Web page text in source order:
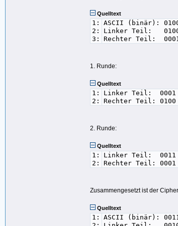
Quelltext
1:
2:
3:
ASCII (binär):
Linker Teil:
Rechter Teil:
1. Runde:
Quelltext
1:
2:
Linker Teil: 0001
Rechter Teil:
2. Runde:
Quelltext
1:
2:
Linker Teil: 0011
Rechter Teil:
Zusammengesetzt ist der
Quelltext
1:
ASCII (binär):